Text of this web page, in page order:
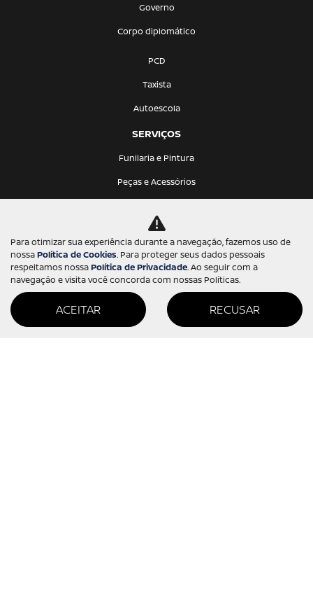
Governo
Corpo diplomático
PCD
Taxista
Autoescola
SERVIÇOS
Funilaria e Pintura
Peças e Acessórios
Revisão
Oficina mecânica
Locação
Seguro
Para otimizar sua experiência durante a navegação, fazemos uso de
nossaPolítica de Cookies. Para proteger seus dados pessoais
respeitamos nossaPolítica de Privacidade. Ao seguir com a
navegação e visita você concorda com nossas Políticas.
ACEITAR RECUSAR